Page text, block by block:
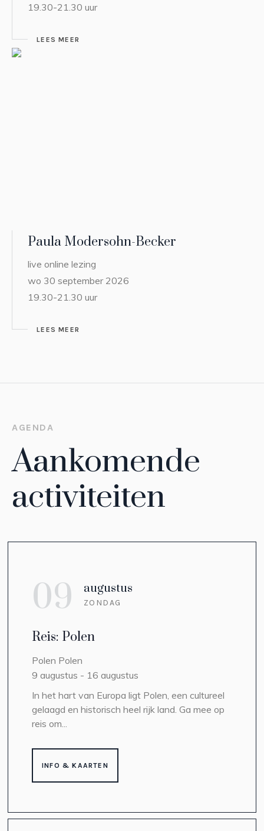
19.30-21.30 uur
LEES MEER
Paula Modersohn-Becker
live online lezing
wo 30 september 2026
19.30-21.30 uur
LEES MEER
AGENDA
Aankomende
activiteiten
09 augustus
ZONDAG
Reis: Polen
Polen Polen
9 augustus - 16 augustus
In het hart van Europa ligt Polen, een cultureel
gelaagd en historisch heel rijk land. Ga mee op
reis om...
INFO & KAARTEN